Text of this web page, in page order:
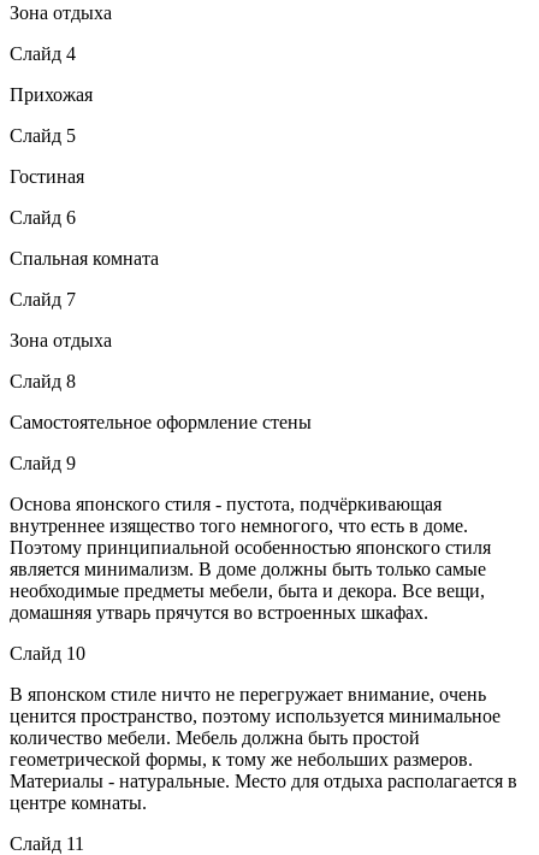
Зона отдыха
Слайд 4
Прихожая
Слайд 5
Гостиная
Слайд 6
Спальная комната
Слайд 7
Зона отдыха
Слайд 8
Самостоятельное оформление стены
Слайд 9
Основа японского стиля - пустота, подчёркивающая
внутреннее изящество того немногого, что есть в доме.
Поэтому принципиальной особенностью японского стиля
является минимализм. В доме должны быть только самые
необходимые предметы мебели, быта и декора. Все вещи,
домашняя утварь прячутся во встроенных шкафах.
Слайд 10
В японском стиле ничто не перегружает внимание, очень
ценится пространство, поэтому используется минимальное
количество мебели. Мебель должна быть простой
геометрической формы, к тому же небольших размеров.
Материалы - натуральные. Место для отдыха располагается в
центре комнаты.
Слайд 11